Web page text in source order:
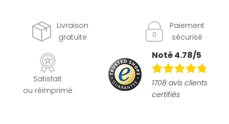
Livraison
gratuite
Paiement
sécurisé
Satisfait
ou réimprimé
Noté 4.78/5
1708 avis clients
certifiés